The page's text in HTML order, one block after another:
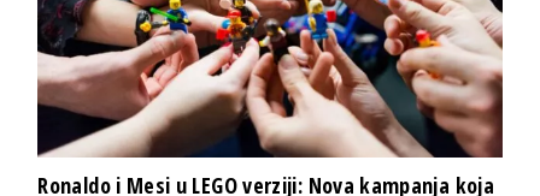
Ronaldo i Mesi u LEGO verziji: Nova kampanja koja